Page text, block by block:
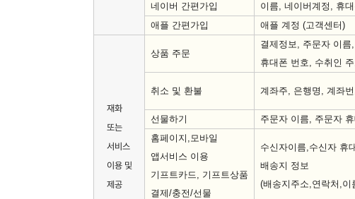
네이버 간편가입
이름, 네이버계정 , 휴
애플 간편가입
애플 계정 (고객센터)
재화
또는
서비스
이용 및
제공
상품 주문
결제정보, 주문자 이름,
휴대폰 번호, 수취인
취소 및 환불 계좌주, 은행명 , 계좌
선물하기
주문자 이름, 주문자
홈페이지 ,모바일
앱서비스 이용
기프트카드, 기프트상품
결제/충전/선물
수신자이름,수신자 휴
배송지 정보
(배송지주소,연락처 ,이